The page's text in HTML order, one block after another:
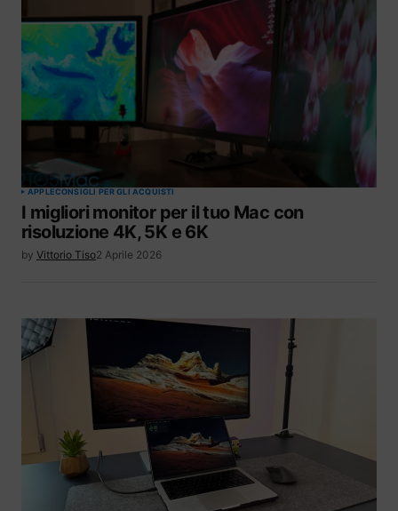
APPLECONSIGLI PER GLI ACQUISTI
I migliori monitor per il tuo Mac con
risoluzione 4K, 5K e 6K
by Vittorio Tiso2 Aprile 2026